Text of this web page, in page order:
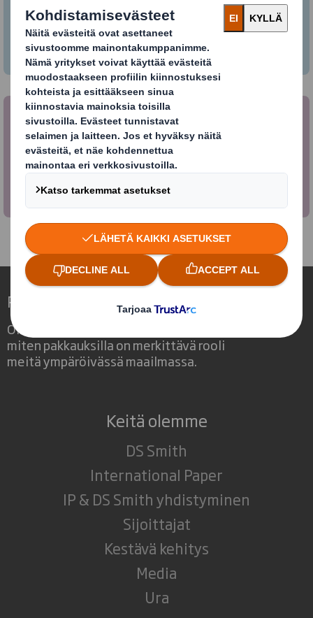
DS Smithiltä kuljetuspakkaukset eri tuotteille
ja asiakassegmenteille.
Myyntitelineet ja myymälälavat
Paranna myymälänäkyvyyttä ja kasvata
myyntiä.
Redefining Packaging for a Changing World
Olemme erilainen yritys, koska näemme,
miten pakkauksilla on merkittävä rooli
meitä ympäröivässä maailmassa.
Keitä olemme
DS Smith
International Paper
IP & DS Smith yhdistyminen
Sijoittajat
Kestävä kehitys
Media
Ura